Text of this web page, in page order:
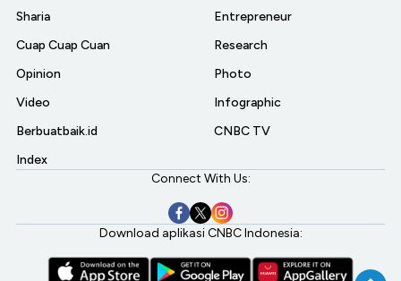
Sharia
Cuap Cuap Cuan
Opinion
Video
Berbuatbaik.id
Index
Entrepreneur
Research
Photo
Infographic
CNBC TV
Connect With Us:
Download aplikasi CNBC Indonesia: